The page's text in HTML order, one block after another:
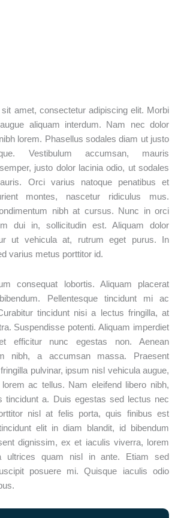
amet, consectetur adipiscing elit. Morbi
aliquam interdum. Nam nec dolor
lorem. Phasellus sodales diam ut justo
Vestibulum accumsan, mauris
justo dolor lacinia odio, ut sodales
Orci varius natoque penatibus et
montes, nascetur ridiculus mus.
nibh at cursus. Nunc in orci
dui in, sollicitudin est. Aliquam dolor
ut vehicula at, rutrum eget purus. In
varius metus porttitor id.
consequat lobortis. Aliquam placerat
Pellentesque tincidunt mi ac
tincidunt nisi a lectus fringilla, at
Suspendisse potenti. Aliquam imperdiet
efficitur nunc egestas non. Aenean
nibh, a accumsan massa. Praesent
pulvinar, ipsum nisl vehicula augue,
ac tellus. Nam eleifend libero nibh,
tincidunt a. Duis egestas sed lectus nec
nisl at felis porta, quis finibus est
elit in diam blandit, id bibendum
dignissim, ex et iaculis viverra, lorem
ultrices quam nisl in ante. Etiam sed
posuere mi. Quisque iaculis odio